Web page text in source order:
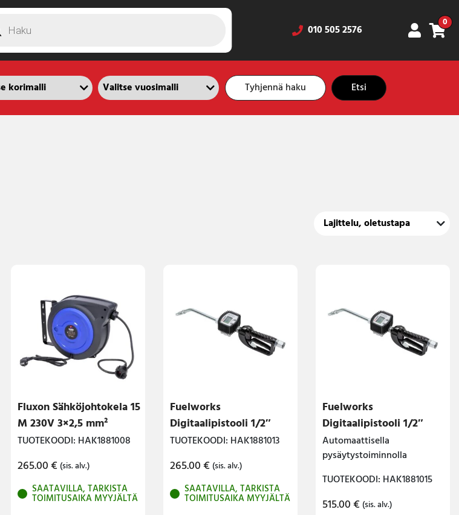
010 505 2576
0
Tyhjennä haku Etsi
Fluxon Sähköjohtokela 15
M 230V 3×2,5 mm²
TUOTEKOODI: HAK1881008
265.00€ (sis. alv.)
SAATAVILLA, TARKISTA
TOIMITUSAIKA MYYJÄLTÄ
Fuelworks
Digitaalipistooli 1/2″
TUOTEKOODI: HAK1881013
265.00€ (sis. alv.)
SAATAVILLA, TARKISTA
TOIMITUSAIKA MYYJÄLTÄ
Fuelworks
Digitaalipistooli 1/2″
Automaattisella
pysäytystoiminnolla
TUOTEKOODI: HAK1881015
515.00€ (sis. alv.)